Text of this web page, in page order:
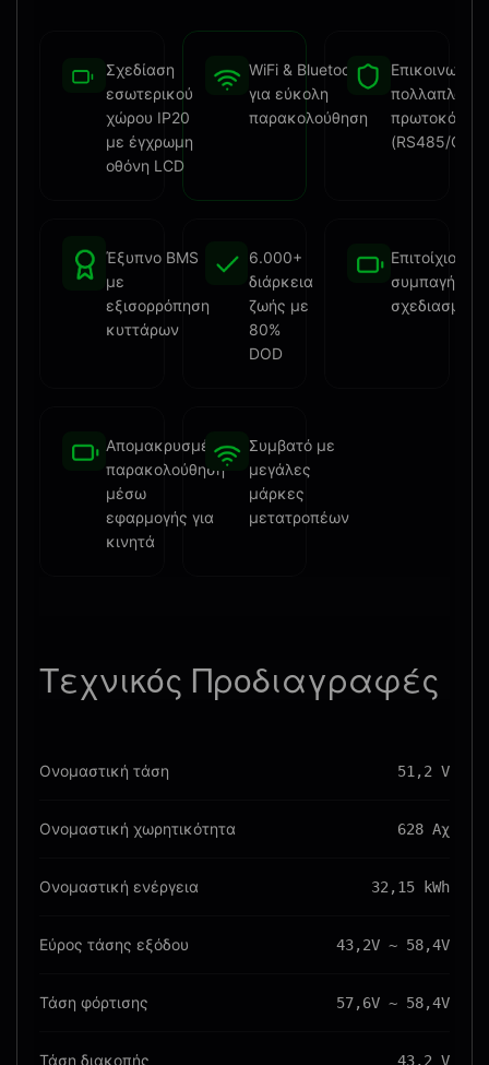
Σχεδίαση
εσωτερικού
χώρου IP20
με έγχρωμη
οθόνη LCD
WiFi & Bluetooth
για εύκολη
παρακολούθηση
Επικοινωνία
πολλαπλών
(RS485/CAN)
Έξυπνο BMS
με
εξισορρόπηση
κυττάρων
6.000+
διάρκεια
ζωής με
80%
DOD
Επιτοίχιος
συμπαγής
σχεδιασμός
Απομακρυσμένη
παρακολούθηση
μέσω
εφαρμογής για
κινητά
Συμβατό με
μεγάλες
μάρκες
μετατροπέων
Τεχνικός Προδιαγραφές
Ονομαστική τάση 51,2 V
Ονομαστική χωρητικότητα 628 Αχ
Ονομαστική ενέργεια 32,15 kWh
Εύρος τάσης εξόδου 43,2V ~ 58,4V
Τάση φόρτισης 57,6V ~ 58,4V
Τάση διακοπής 43,2 V